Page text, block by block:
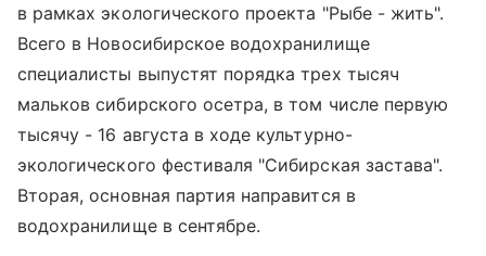
в рамках экологического проекта "Рыбе - жить".
Всего в Новосибирское водохранилище
специалисты выпустят порядка трех тысяч
мальков сибирского осетра, в том числе первую
тысячу - 16 августа в ходе культурно-
экологического фестиваля "Сибирская застава".
Вторая, основная партия направится в
водохранилище в сентябре.